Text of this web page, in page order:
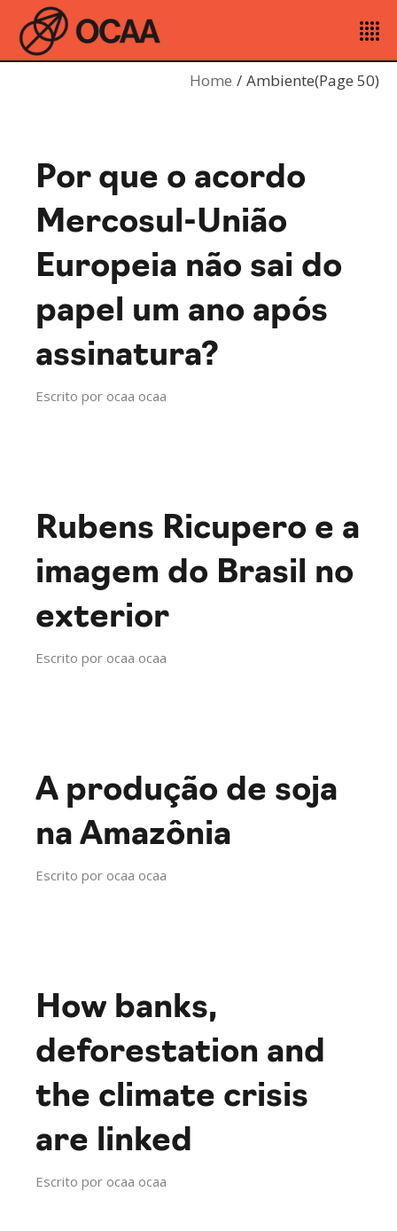
Home Ambiente(Page 50)
Por que o acordo
Mercosul-União
Europeia não sai do
papel um ano após
assinatura?
Escrito por ocaa ocaa
Rubens Ricupero e a
imagem do Brasil no
exterior
Escrito por ocaa ocaa
A produção de soja
na Amazônia
Escrito por ocaa ocaa
How banks,
deforestation and
the climate crisis
are linked
Escrito por ocaa ocaa